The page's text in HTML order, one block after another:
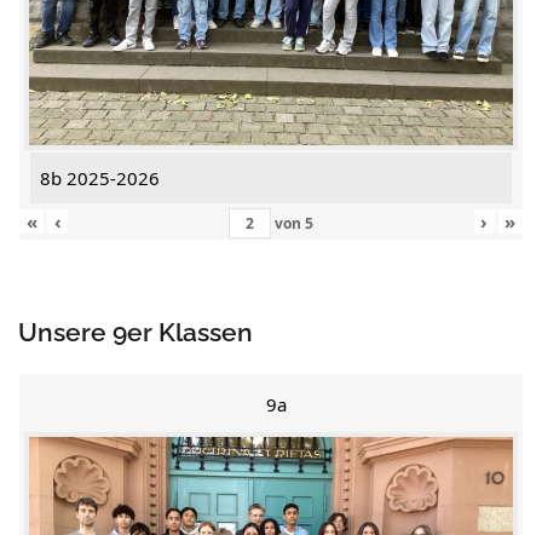
8b 2025-2026
«
‹ von 5 › »
Unsere 9er Klassen
9a